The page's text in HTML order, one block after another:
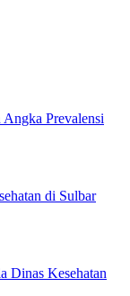
Prevalensi
di Sulbar
Dinas Kesehatan